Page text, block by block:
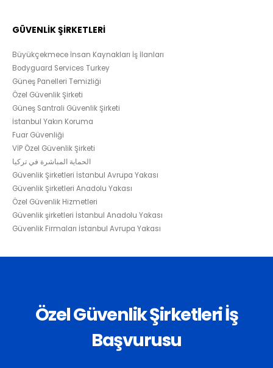
GÜVENLİK ŞİRKETLERİ
Büyükçekmece İnsan Kaynakları İş İlanları
Bodyguard Services Turkey
Güneş Panelleri Temizliği
Özel Güvenlik Şirketi
Güneş Santrali Güvenlik Şirketi
İstanbul Yakın Koruma
Fuar Güvenliği
VİP Özel Güvenlik Şirketi
الحماية المباشرة في تركيا
Güvenlik Şirketleri İstanbul Avrupa Yakası
Güvenlik Şirketleri Anadolu Yakası
Özel Güvenlik Hizmetleri
Güvenlik şirketleri İstanbul Anadolu Yakası
Güvenlik Firmaları İstanbul Avrupa Yakası
Özel Güvenlik Şirketleri İş
Başvurusu